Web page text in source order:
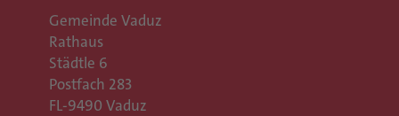
Gemeinde Vaduz
Rathaus
Städtle 6
Postfach 283
FL-9490 Vaduz